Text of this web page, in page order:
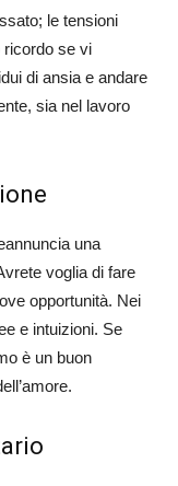
le tensioni
ricordo se vi
di ansia e andare
sia nel lavoro
una
voglia di fare
opportunità. Nei
e intuizioni. Se
è un buon